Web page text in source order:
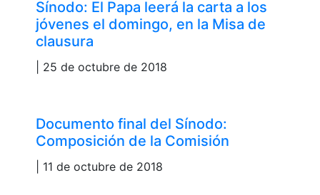
Sínodo: El Papa leerá la carta a los
jóvenes el domingo, en la Misa de
clausura
| 25 de octubre de 2018
Documento final del Sínodo:
Composición de la Comisión
| 11 de octubre de 2018